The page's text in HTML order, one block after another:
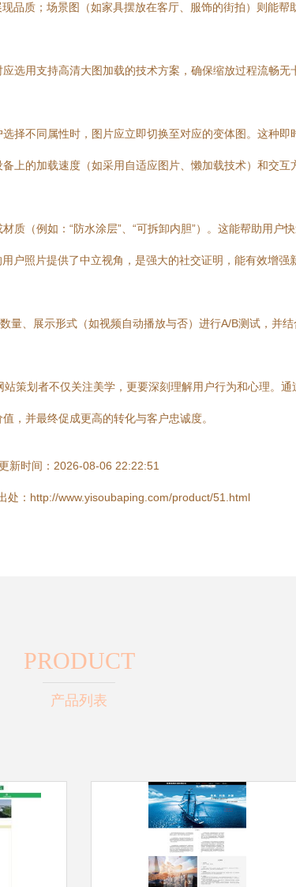
品质；场景图（如家具摆放在客厅、服饰的街拍）则能帮
选用支持高清大图加载的技术方案，确保缩放过程流畅
择不同属性时，图片应立即切换至对应的变体图。这种即
上的加载速度（如采用自适应图片、懒加载技术）和交
质（例如：“防水涂层”、“可拆卸内胆”）。这能帮助用户
户照片提供了中立视角，是强大的社交证明，能有效增
量、展示形式（如视频自动播放与否）进行A/B测试，并
策划者不仅关注美学，更要深刻理解用户行为和心理。
，并最终促成更高的转化与客户忠诚度。
新时间：2026-08-06 22:22:51
处：http://www.yisoubaping.com/product/51.html
PRODUCT
产品列表